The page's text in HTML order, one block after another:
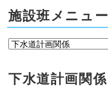
施設班メニュー
下水道計画関係